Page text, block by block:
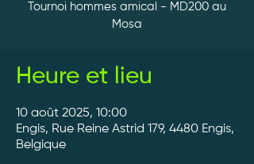
Tournoi hommes amical - MD200 au
Mosa
Heure et lieu
10 août 2025, 10:00
Engis, Rue Reine Astrid 179, 4480 Engis,
Belgique